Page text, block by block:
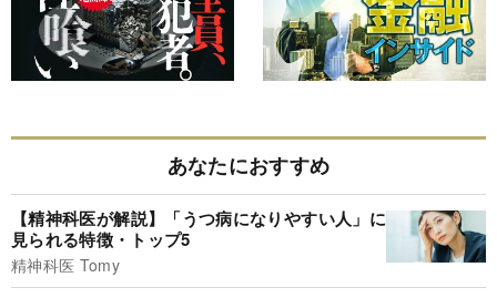
あなたにおすすめ
【精神科医が解説】「うつ病になりやすい人」に
見られる特徴・トップ5
精神科医 Tomy